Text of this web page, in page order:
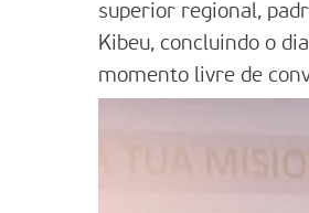
superior regional,
Kibeu, concluindo o
momento livre de